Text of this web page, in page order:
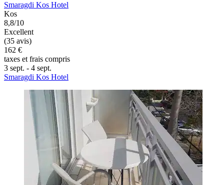
Smaragdi Kos Hotel
Kos
8,8/10
Excellent
(35 avis)
162 €
taxes et frais compris
3 sept. - 4 sept.
Smaragdi Kos Hotel